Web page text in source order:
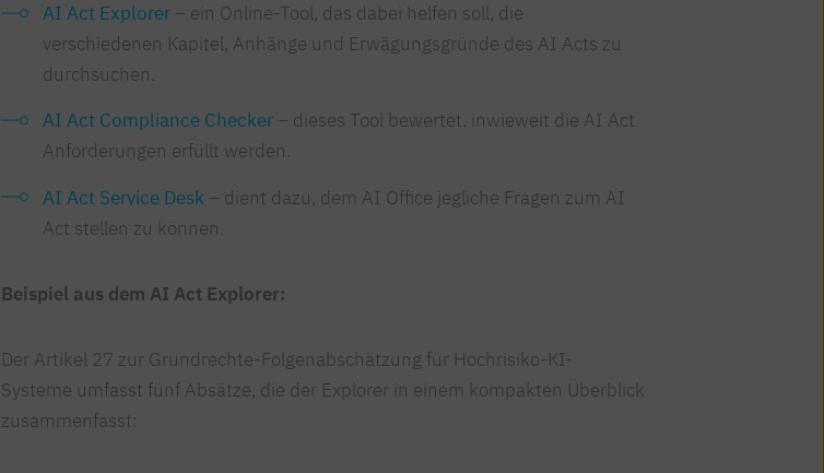
AI Act Explorer – ein Online-Tool, das dabei helfen soll, die
verschiedenen Kapitel, Anhänge und Erwägungsgründe des AI Acts zu
durchsuchen.
AI Act Compliance Checker – dieses Tool bewertet, inwieweit die AI Act
Anforderungen erfüllt werden.
AI Act Service Desk – dient dazu, dem AI Office jegliche Fragen zum AI
Act stellen zu können.
Beispiel aus dem AI Act Explorer:
Der Artikel 27 zur Grundrechte-Folgenabschätzung für Hochrisiko-KI-
Systeme umfasst fünf Absätze, die der Explorer in einem kompakten Überblick
zusammenfasst: